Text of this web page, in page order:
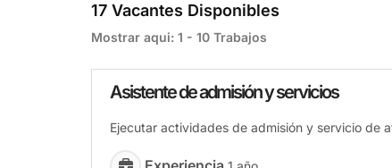
17 Vacantes Disponibles
Mostrar aqui: 1 - 10 Trabajos
Asistente de admisión y servicios
Ejecutar actividades de admisión y servicio de